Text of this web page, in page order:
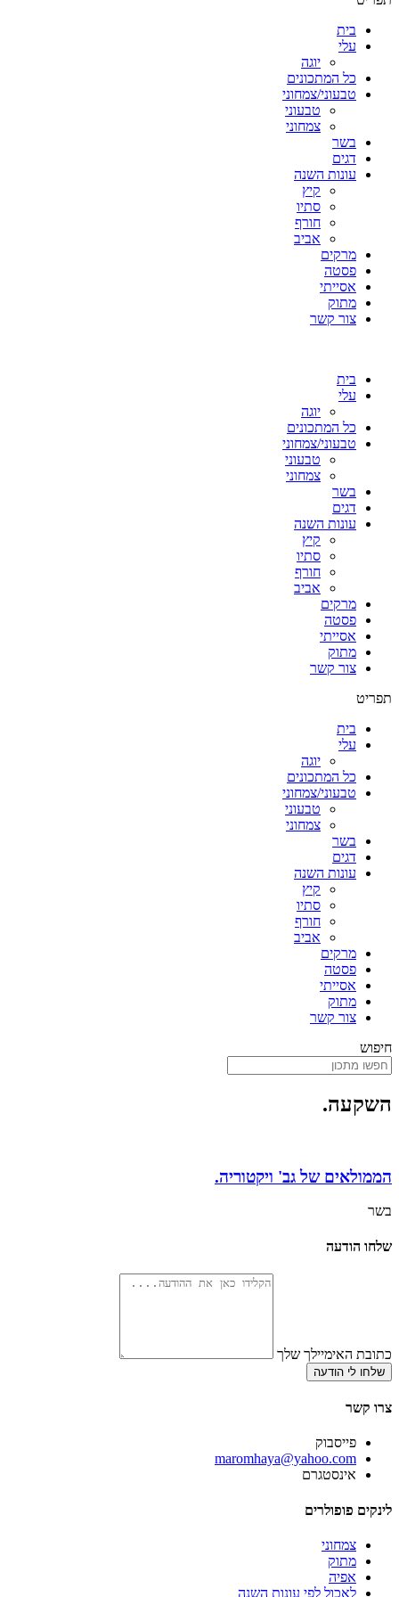
בית
עלי
יוגה
כל המתכונים
טבעוני/צמחוני
טבעוני
צמחוני
בשר
דגים
עונות השנה
קיץ
סתיו
חורף
אביב
מרקים
פסטה
אסייתי
מתוק
צור קשר
בית
עלי
יוגה
כל המתכונים
טבעוני/צמחוני
טבעוני
צמחוני
בשר
דגים
עונות השנה
קיץ
סתיו
חורף
אביב
מרקים
פסטה
אסייתי
מתוק
צור קשר
תפריט
בית
עלי
יוגה
כל המתכונים
טבעוני/צמחוני
טבעוני
צמחוני
בשר
דגים
עונות השנה
קיץ
סתיו
חורף
אביב
מרקים
פסטה
אסייתי
מתוק
צור קשר
חיפוש
השקעה.
הממולאים של גב' ויקטוריה.
בשר
שלחו הודעה
כתובת האימיילך שלך
שלחו לי הודעה
צרו קשר
פייסבוק
‫maromhaya@yahoo.com
אינסטגרם
לינקים פופולרים
צמחוני
מתוק
אפיה
לאכול לפי עונות השנה